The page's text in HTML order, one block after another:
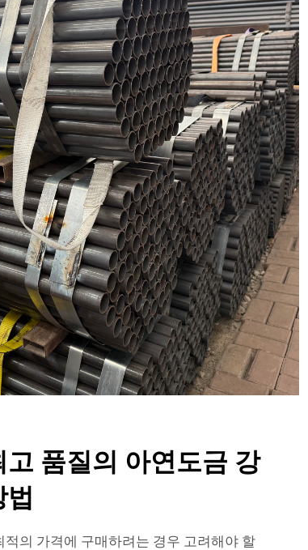
품질의 아연도금 강
법
의 가격에 구매하려는 경우 고려해야 할